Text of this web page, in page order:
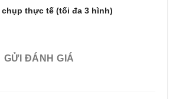
thực tế (tối đa 3 hình)
GỬI ĐÁNH GIÁ